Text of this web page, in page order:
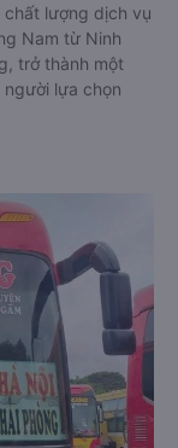
chất lượng dịch vụ
Nam từ Ninh
trở thành một
lựa chọn